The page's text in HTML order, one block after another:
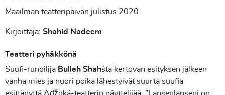
Maailman teatteripäivän julistus 2020
Kirjoittaja: Shahid Nadeem
Teatteri pyhäkkönä
Suufi-runoilija Bulleh Shah´sta kertovan esityksen jälkeen
vanha mies ja nuori poika lähestyivät suurta suufia